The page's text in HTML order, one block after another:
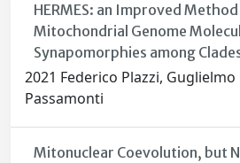
HERMES: an Improved
Mitochondrial Genome
Synapomorphies among
2021 Federico Plazzi,
Passamonti
Mitonuclear Coevolution, but